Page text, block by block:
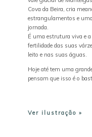
O RIO E AS MARGENS
Cova da Beira, cria
estrangulamentos e
jornada.
É uma estrutura viva e
fertilidade das suas
leito e nas suas águas.
Hoje até tem uma
pensam que isso é o
Ver ilustração »